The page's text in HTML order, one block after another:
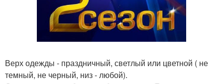
Верх одежды - праздничный, светлый или цветной ( не
темный, не черный, низ - любой).